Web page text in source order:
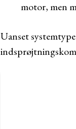
motor, men
Uanset